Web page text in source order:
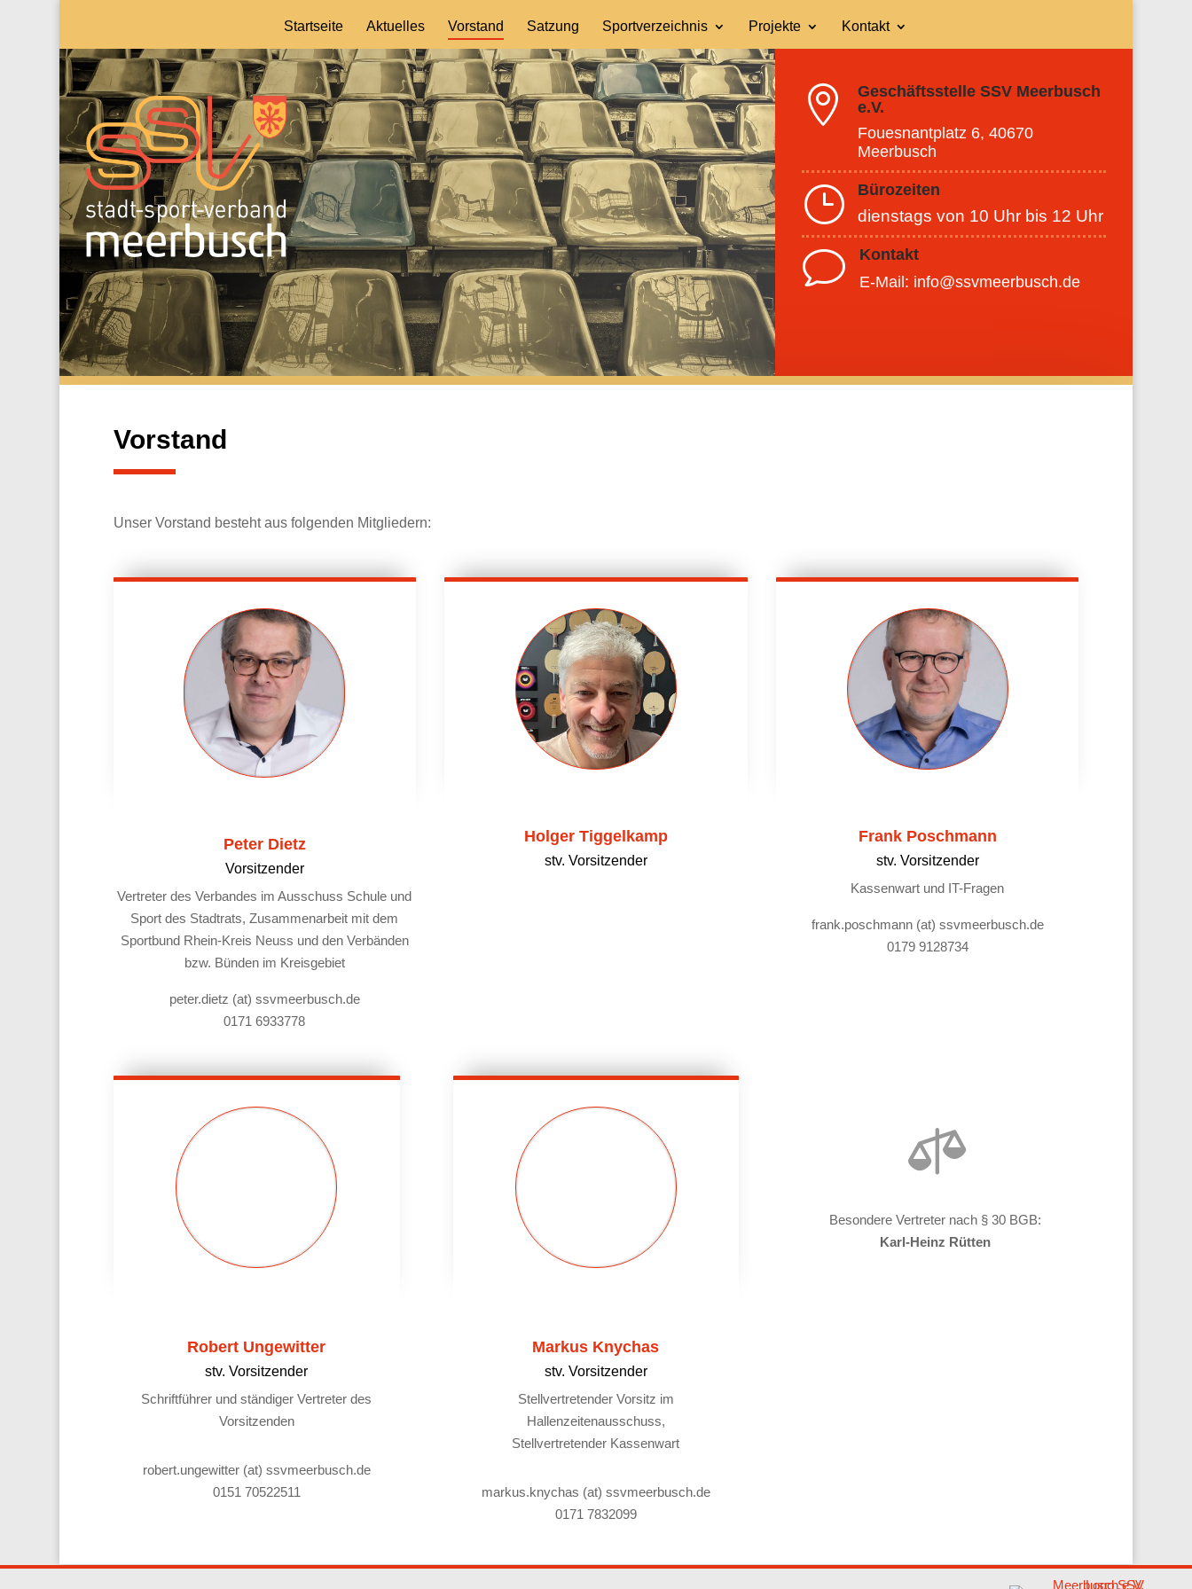
Startseite Aktuelles Vorstand Satzung Sportverzeichnis Projekte Kontakt

Geschäftsstelle SSV Meerbusch
e.V.
Fouesnantplatz 6, 40670
Meerbusch
} Bürozeiten
dienstags von 10 Uhr bis 12 Uhr
v
Kontakt
E-Mail: info@ssvmeerbusch.de
Vorstand
Unser Vorstand besteht aus folgenden Mitgliedern:
Peter Dietz
Vorsitzender
Vertreter des Verbandes im Ausschuss Schule und
Sport des Stadtrats, Zusammenarbeit mit dem
Sportbund Rhein-Kreis Neuss und den Verbänden
bzw. Bünden im Kreisgebiet
peter.dietz (at) ssvmeerbusch.de
0171 6933778
Holger Tiggelkamp
stv. Vorsitzender
Frank Poschmann
stv. Vorsitzender
Kassenwart und IT-Fragen
frank.poschmann (at) ssvmeerbusch.de
0179 9128734
Robert Ungewitter
stv. Vorsitzender
Schriftführer und ständiger Vertreter des
Vorsitzenden
robert.ungewitter (at) ssvmeerbusch.de
0151 70522511
Markus Knychas
stv. Vorsitzender
Stellvertretender Vorsitz im
Hallenzeitenausschuss,
Stellvertretender Kassenwart
markus.knychas (at) ssvmeerbusch.de
0171 7832099

Besondere Vertreter nach § 30 BGB:
Karl-Heinz Rütten